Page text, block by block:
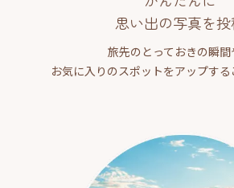
思い出の写真を投
旅先のとっておきの瞬間
お気に入りのスポットをアップす